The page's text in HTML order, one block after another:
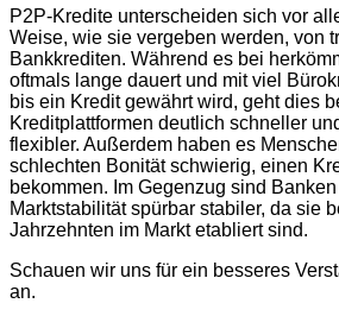
P2P-Kredite unterscheiden sich vor
Weise, wie sie vergeben werden, von
Bankkrediten. Während es bei
oftmals lange dauert und mit viel
bis ein Kredit gewährt wird, geht dies
Kreditplattformen deutlich schneller
flexibler. Außerdem haben es
schlechten Bonität schwierig, einen
bekommen. Im Gegenzug sind
Marktstabilität spürbar stabiler, da sie
Jahrzehnten im Markt etabliert sind.
Schauen wir uns für ein besseres
an.